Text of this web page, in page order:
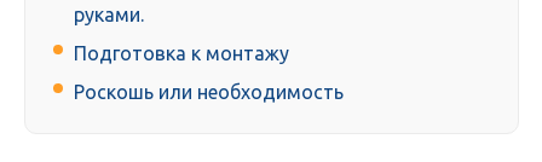
руками.
Подготовка к монтажу
Роскошь или необходимость